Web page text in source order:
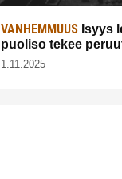
VANHEMMUUS Isyys
puoliso tekee
1.11.2025